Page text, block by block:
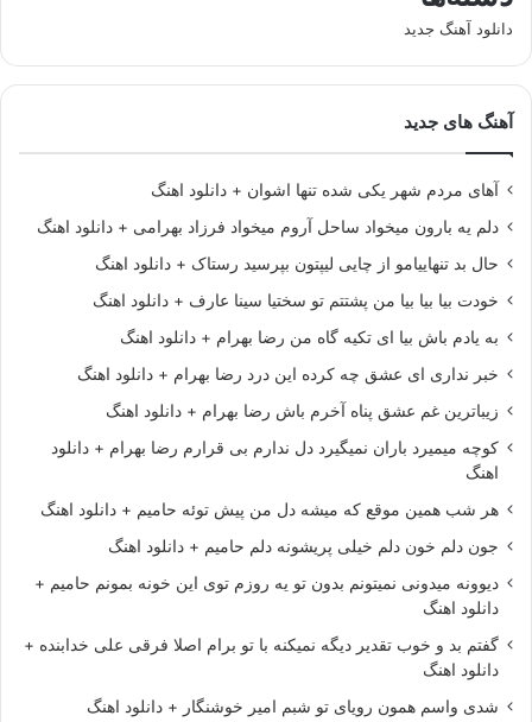
دانلود آهنگ جدید
آهنگ های جدید
آهای مردم شهر یکی شده تنها اشوان + دانلود اهنگ
دلم یه بارون میخواد ساحل آروم میخواد فرزاد بهرامی + دانلود اهنگ
حال بد تنهاییامو از چایی لیپتون بپرسید رستاک + دانلود اهنگ
خودت بیا بیا بیا من پشتتم تو سختیا سینا عارف + دانلود اهنگ
به یادم باش بیا ای تکیه گاه من رضا بهرام + دانلود اهنگ
خبر نداری ای عشق چه کرده این درد رضا بهرام + دانلود اهنگ
زیباترین غم عشق پناه آخرم باش رضا بهرام + دانلود اهنگ
کوچه میمیرد باران نمیگیرد دل ندارم بی قرارم رضا بهرام + دانلود
اهنگ
هر شب همین موقع که میشه دل من پیش توئه حامیم + دانلود اهنگ
جون دلم خون دلم خیلی پریشونه دلم حامیم + دانلود اهنگ
دیوونه میدونی نمیتونم بدون تو یه روزم توی این خونه بمونم حامیم +
دانلود اهنگ
گفتم بد و خوب تقدیر دیگه نمیکنه با تو برام اصلا فرقی علی خدابنده +
دانلود اهنگ
شدی واسم همون رویای تو شبم امیر خوشنگار + دانلود اهنگ